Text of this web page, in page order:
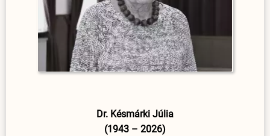
Dr. Késmárki Júlia
(1943 – 2026)